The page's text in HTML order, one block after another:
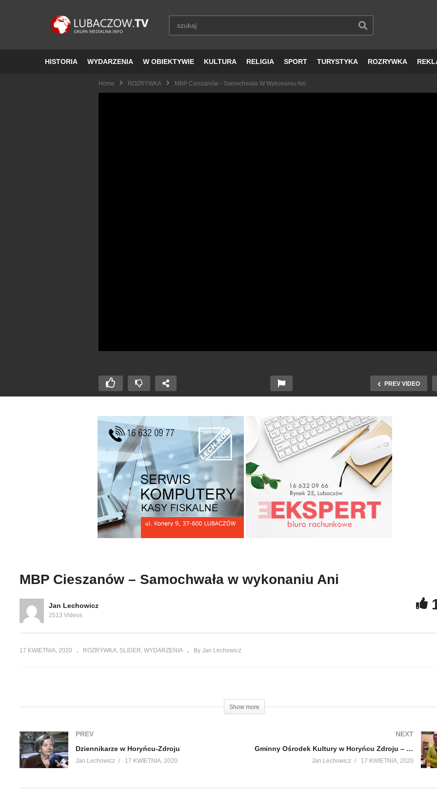
HISTORIA WYDARZENIA W OBIEKTYWIE KULTURA RELIGIA SPORT TURYSTYKA ROZRYWKA
Home ROZRYWKA MBP Cieszanów - Samochwała W Wykonaniu Ani
PREV VIDEO
Domowe akwarium – Ania i
Krzyś Pracało
Dziennikarze w Horyńcu-
Zdroju
MBP Cieszanów –
Samochwała w wykonaniu
Ani
MBP Cieszanów – Samochwała w wykonaniu Ani
Jan Lechowicz
2513 Videos
17 KWIETNIA, 2020 ROZRYWKA SLIDER WYDARZENIA By Jan Lechowicz
Show more
PREV
Dziennikarze w Horyńcu-Zdroju
Jan Lechowicz 17 KWIETNIA, 2020
NEXT
Gminny Ośrodek Kultury w Horyńcu Zdroju – Dziękujemy za materiały
Jan Lechowicz 17 KWIETNIA, 2020